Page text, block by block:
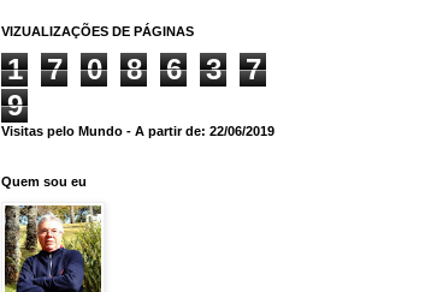
VIZUALIZAÇÕES DE PÁGINAS
1 7 0 8 6 3
7
9
Visitas pelo Mundo - A partir de: 22/06/2019
Quem sou eu